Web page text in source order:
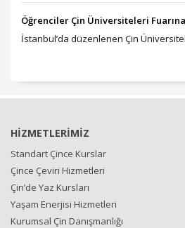
Öğrenciler Çin Üniversiteleri
İstanbul’da düzenlenen Çin
HİZMETLERİMİZ
Standart Çince Kurslar
Çince Çeviri Hizmetleri
Çin’de Yaz Kursları
Yaşam Enerjisi Hizmetleri
Kurumsal Çin Danışmanlığı